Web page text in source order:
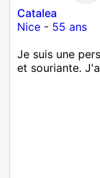
Catalea
Nice - 55 ans
Je suis une
et souriante.